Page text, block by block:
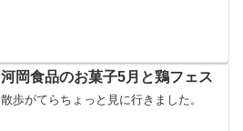
河岡食品のお菓子5月と鶏フェス
散歩がてらちょっと見に行きました。